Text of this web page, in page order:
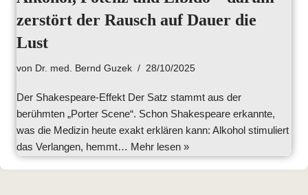
zerstört der Rausch auf Dauer die
Lust
von Dr. med. Bernd Guzek 28/10/2025
Der Shakespeare-Effekt Der Satz stammt aus der
berühmten „Porter Scene“. Schon Shakespeare erkannte,
was die Medizin heute exakt erklären kann: Alkohol stimuliert
das Verlangen, hemmt… Mehr lesen »